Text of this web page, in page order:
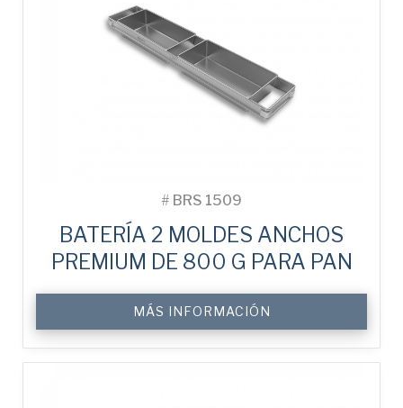
# BRS 1509
BATERÍA 2 MOLDES ANCHOS
PREMIUM DE 800 G PARA PAN
MÁS INFORMACIÓN